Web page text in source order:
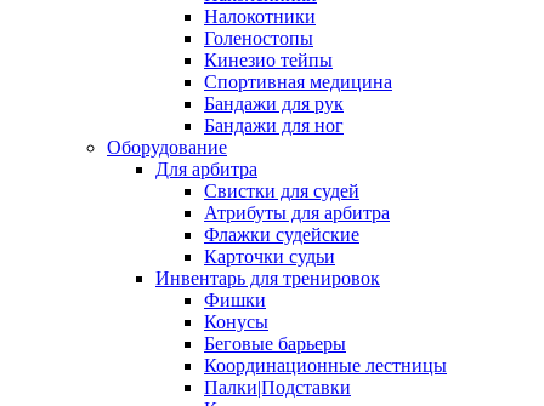
Налокотники
Голеностопы
Кинезио тейпы
Спортивная медицина
Бандажи для рук
Бандажи для ног
Оборудование
Для арбитра
Свистки для судей
Атрибуты для арбитра
Флажки судейские
Карточки судьи
Инвентарь для тренировок
Фишки
Конусы
Беговые барьеры
Координационные лестницы
Палки|Подставки